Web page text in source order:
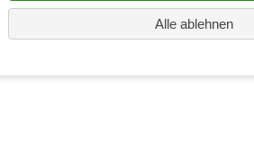
Alle ablehnen